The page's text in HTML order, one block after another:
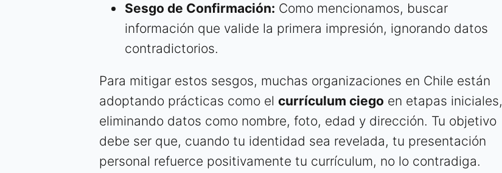
Sesgo de Confirmación: Como mencionamos, buscar
información que valide la primera impresión, ignorando datos
contradictorios.
Para mitigar estos sesgos, muchas organizaciones en Chile están
adoptando prácticas como el currículum ciego en etapas iniciales,
eliminando datos como nombre, foto, edad y dirección. Tu objetivo
debe ser que, cuando tu identidad sea revelada, tu presentación
personal refuerce positivamente tu currículum, no lo contradiga.